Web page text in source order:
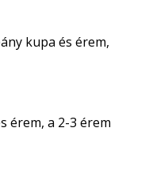
kupa és érem,
érem, a 2-3 érem